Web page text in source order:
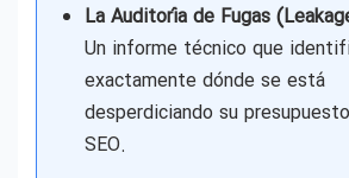
La Auditoría de Fugas
Un informe técnico que
exactamente dónde se está
desperdiciando su
SEO.